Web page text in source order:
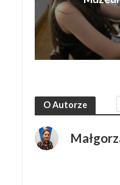
O Autorze